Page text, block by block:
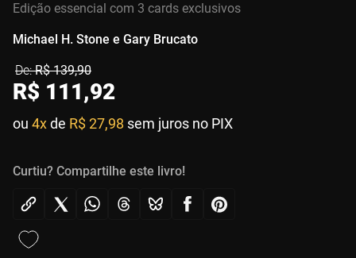
Edição essencial com 3 cards exclusivos
Michael H. Stone e Gary Brucato
R$ 139,90
R$ 111,92
ou 4xde R$ 27,98 sem juros no PIX
Curtiu? Compartilhe este livro!